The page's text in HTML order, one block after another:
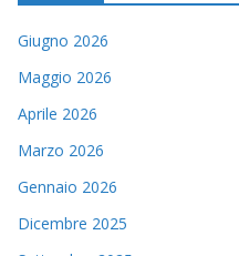
Giugno 2026
Maggio 2026
Aprile 2026
Marzo 2026
Gennaio 2026
Dicembre 2025